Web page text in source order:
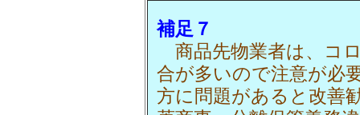
補足７
商品先物業者は、コ
合が多いので注意が必
方に問題があると改善